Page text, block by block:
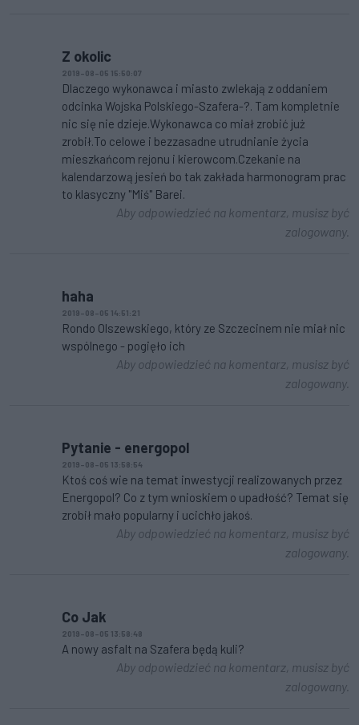
Z okolic
2019-08-05 15:50:07
Dlaczego wykonawca i miasto zwlekają z oddaniem
odcinka Wojska Polskiego-Szafera-?. Tam kompletnie
nic się nie dzieje.Wykonawca co miał zrobić już
zrobił.To celowe i bezzasadne utrudnianie życia
mieszkańcom rejonu i kierowcom.Czekanie na
kalendarzową jesień bo tak zakłada harmonogram prac
to klasyczny "Miś" Barei.
Aby odpowiedzieć na komentarz, musisz być
zalogowany.
haha
2019-08-05 14:51:21
Rondo Olszewskiego, który ze Szczecinem nie miał nic
wspólnego - pogięło ich
Aby odpowiedzieć na komentarz, musisz być
zalogowany.
Pytanie - energopol
2019-08-05 13:58:54
Ktoś coś wie na temat inwestycji realizowanych przez
Energopol? Co z tym wnioskiem o upadłość? Temat się
zrobił mało popularny i ucichło jakoś.
Aby odpowiedzieć na komentarz, musisz być
zalogowany.
Co Jak
2019-08-05 13:58:48
A nowy asfalt na Szafera będą kuli?
Aby odpowiedzieć na komentarz, musisz być
zalogowany.